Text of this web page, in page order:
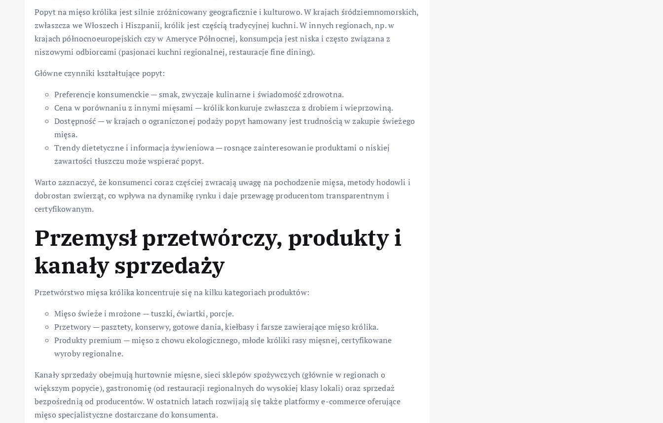
Popyt na mięso królika jest silnie zróżnicowany geograficznie i kulturowo. W krajach śródziemnomorskich,
zwłaszcza we Włoszech i Hiszpanii, królik jest częścią tradycyjnej kuchni. W innych regionach, np. w
krajach północnoeuropejskich czy w Ameryce Północnej, konsumpcja jest niska i często związana z
niszowymi odbiorcami (pasjonaci kuchni regionalnej, restauracje fine dining).
Główne czynniki kształtujące popyt:
Preferencje konsumenckie — smak, zwyczaje kulinarne i świadomość zdrowotna.
Cena w porównaniu z innymi mięsami — królik konkuruje zwłaszcza z drobiem i wieprzowiną.
Dostępność — w krajach o ograniczonej podaży popyt hamowany jest trudnością w zakupie świeżego
mięsa.
Trendy dietetyczne i informacja żywieniowa — rosnące zainteresowanie produktami o niskiej
zawartości tłuszczu może wspierać popyt.
Warto zaznaczyć, że konsumenci coraz częściej zwracają uwagę na pochodzenie mięsa, metody hodowli i
dobrostan zwierząt, co wpływa na dynamikę rynku i daje przewagę producentom transparentnym i
certyfikowanym.
Przemysł przetwórczy, produkty i
kanały sprzedaży
Przetwórstwo mięsa królika koncentruje się na kilku kategoriach produktów:
Mięso świeże i mrożone — tuszki, ćwiartki, porcje.
Przetwory — pasztety, konserwy, gotowe dania, kiełbasy i farsze zawierające mięso królika.
Produkty premium — mięso z chowu ekologicznego, młode króliki rasy mięsnej, certyfikowane
wyroby regionalne.
Kanały sprzedaży obejmują hurtownie mięsne, sieci sklepów spożywczych (głównie w regionach o
większym popycie), gastronomię (od restauracji regionalnych do wysokiej klasy lokali) oraz sprzedaż
bezpośrednią od producentów. W ostatnich latach rozwijają się także platformy e-commerce oferujące
mięso specjalistyczne dostarczane do konsumenta.